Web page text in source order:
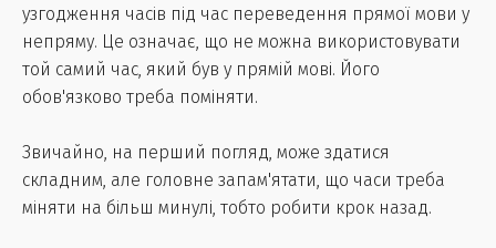
узгодження часів під час переведення прямої мови у
непряму. Це означає, що не можна використовувати
той самий час, який був у прямій мові. Його
обов'язково треба поміняти.
Звичайно, на перший погляд, може здатися
складним, але головне запам'ятати, що часи треба
міняти на більш минулі, тобто робити крок назад.